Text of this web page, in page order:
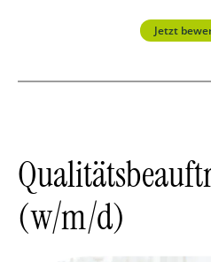
Jetzt
(w/m/d)